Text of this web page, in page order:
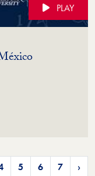
PLAY
(Video)
5 6 7 ›